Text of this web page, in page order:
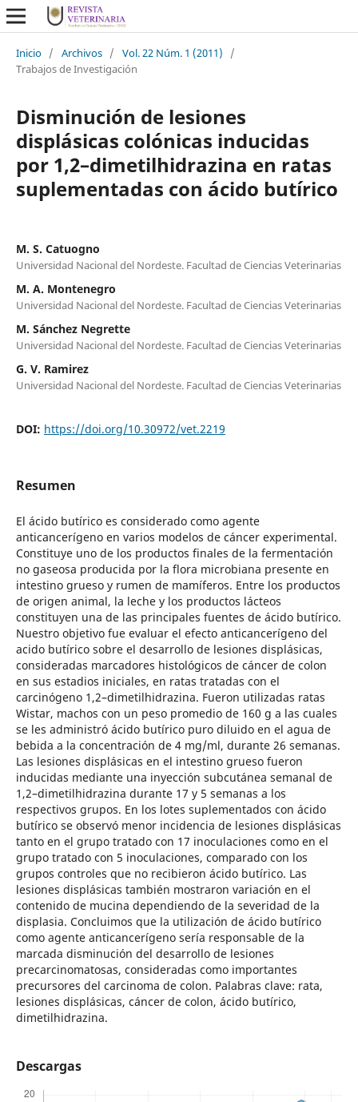
Inicio / Archivos / Vol. 22 Núm. 1 (2011)
/
Trabajos de Investigación
Disminución de lesiones
displásicas colónicas inducidas
por 1,2–dimetilhidrazina en ratas
suplementadas con ácido butírico
M. S. Catuogno
Universidad Nacional del Nordeste. Facultad de Ciencias Veterinarias
M. A. Montenegro
Universidad Nacional del Nordeste. Facultad de Ciencias Veterinarias
M. Sánchez Negrette
Universidad Nacional del Nordeste. Facultad de Ciencias Veterinarias
G. V. Ramirez
Universidad Nacional del Nordeste. Facultad de Ciencias Veterinarias
DOI: https://doi.org/10.30972/vet.2219
Resumen
El ácido butírico es considerado como agente
anticancerígeno en varios modelos de cáncer experimental.
Constituye uno de los productos finales de la fermentación
no gaseosa producida por la flora microbiana presente en
intestino grueso y rumen de mamíferos. Entre los productos
de origen animal, la leche y los productos lácteos
constituyen una de las principales fuentes de ácido butírico.
Nuestro objetivo fue evaluar el efecto anticancerígeno del
acido butírico sobre el desarrollo de lesiones displásicas,
consideradas marcadores histológicos de cáncer de colon
en sus estadios iniciales, en ratas tratadas con el
carcinógeno 1,2–dimetilhidrazina. Fueron utilizadas ratas
Wistar, machos con un peso promedio de 160 g a las cuales
se les administró ácido butírico puro diluido en el agua de
bebida a la concentración de 4 mg/ml, durante 26 semanas.
Las lesiones displásicas en el intestino grueso fueron
inducidas mediante una inyección subcutánea semanal de
1,2–dimetilhidrazina durante 17 y 5 semanas a los
respectivos grupos. En los lotes suplementados con ácido
butírico se observó menor incidencia de lesiones displásicas
tanto en el grupo tratado con 17 inoculaciones como en el
grupo tratado con 5 inoculaciones, comparado con los
grupos controles que no recibieron ácido butírico. Las
lesiones displásicas también mostraron variación en el
contenido de mucina dependiendo de la severidad de la
displasia. Concluimos que la utilización de ácido butírico
como agente anticancerígeno sería responsable de la
marcada disminución del desarrollo de lesiones
precarcinomatosas, consideradas como importantes
precursores del carcinoma de colon. Palabras clave: rata,
lesiones displásicas, cáncer de colon, ácido butírico,
dimetilhidrazina.
Descargas